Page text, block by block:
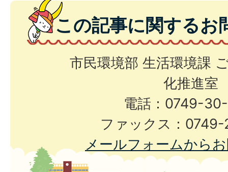
この記事に関するお
市民環境部 生活環境課
化推進室
電話：0749-
ファックス：
メールフォームから